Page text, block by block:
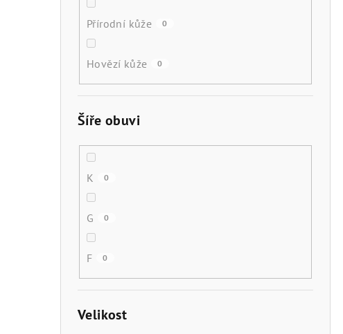
Přírodní kůže 0
Hovězí kůže 0
Šíře obuvi
K 0
G 0
F 0
Velikost